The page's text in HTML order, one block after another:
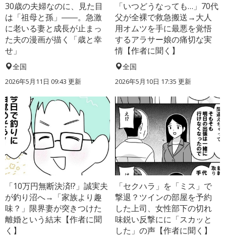
30歳の夫婦なのに、見た目
は「祖母と孫」――。急激
に老いる妻と成長が止まっ
た夫の漫画が描く「歳と幸
せ」
全国
2026年5月11日 09:43 更新
「いつどうなっても…」70代
父が全裸で救急搬送→大人
用オムツを手に最悪を覚悟
するアラサー娘の痛切な実
情【作者に聞く】
全国
2026年5月10日 17:35 更新
「10万円無断決済!?」誠実夫
が釣り沼へ→「家族より趣
味？」限界妻が突きつけた
離婚という結末【作者に聞
く】
「セクハラ」を「ミス」で
撃退？ツインの部屋を予約
した上司、女性部下の切れ
味鋭い反撃にに「スカッと
した」の声【作者に聞く】